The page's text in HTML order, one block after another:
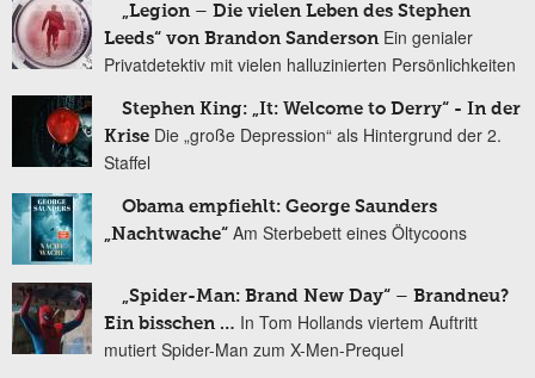
„Legion – Die vielen Leben des Stephen
Leeds“ von Brandon Sanderson Ein genialer
Privatdetektiv mit vielen halluzinierten Persönlichkeiten
Stephen King: „It: Welcome to Derry“ - In der
Krise Die „große Depression“ als Hintergrund der 2.
Staffel
Obama empfiehlt: George Saunders
„Nachtwache“ Am Sterbebett eines Öltycoons
„Spider-Man: Brand New Day“ – Brandneu?
Ein bisschen … In Tom Hollands viertem Auftritt
mutiert Spider-Man zum X-Men-Prequel